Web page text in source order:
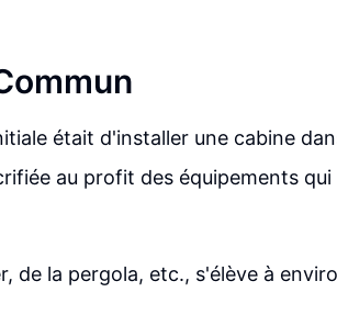
était d'installer une cabine
au profit des équipements
de la pergola, etc., s'élève à